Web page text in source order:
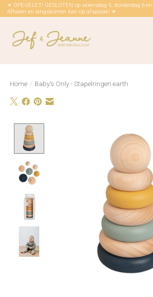
☀ OPEGELET! GESLOTEN op woensdag 5, donderdag 6
Afhalen en langskomen kan op afspraak! ☀
Home / Baby's Only - Stapelringen earth